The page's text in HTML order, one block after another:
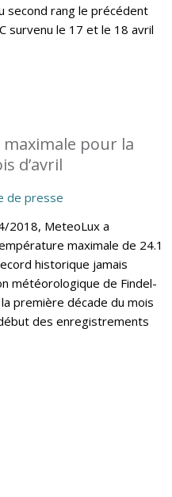
second rang le précédent
survenu le 17 et le 18 avril
pour la
d’avril
de presse
2018, MeteoLux a
maximale de 24.1
historique jamais
météorologique de Findel-
première décade du mois
des enregistrements